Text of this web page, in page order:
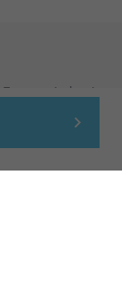
France
Ireland